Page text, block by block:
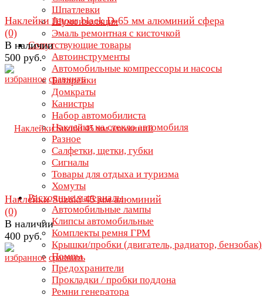
Шпатлевки
Шумоизоляция
Эмаль ремонтная с кисточкой
Сопутствующие товары
Автоинструменты
Автомобильные компрессоры и насосы
Батарейки
Домкраты
Канистры
Набор автомобилиста
Наклейки на стекло автомобиля
Разное
Салфетки, щетки, губки
Сигналы
Товары для отдыха и туризма
Хомуты
Расходные материалы
Автомобильные лампы
Клипсы автомобильные
Комплекты ремня ГРМ
Крышки/пробки (двигатель, радиатор, бензобак)
Помпы
Предохранители
Прокладки / пробки поддона
Ремни генератора
избранное сравнить
Наклейки Jetour black D-65 мм алюминий сфера
(0)
В наличии
500 руб.
избранное сравнить
Наклейки Suzuki 45 мм алюминий
(0)
В наличии
400 руб.